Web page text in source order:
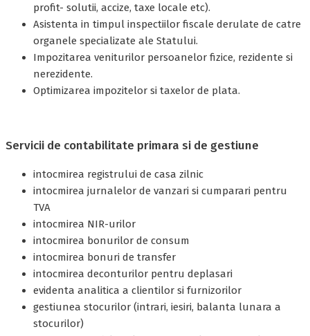
profit- solutii, accize, taxe locale etc).
Asistenta in timpul inspectiilor fiscale derulate de catre
organele specializate ale Statului.
Impozitarea veniturilor persoanelor fizice, rezidente si
nerezidente.
Optimizarea impozitelor si taxelor de plata.
Servicii de contabilitate primara si de gestiune
intocmirea registrului de casa zilnic
intocmirea jurnalelor de vanzari si cumparari pentru
TVA
intocmirea NIR-urilor
intocmirea bonurilor de consum
intocmirea bonuri de transfer
intocmirea deconturilor pentru deplasari
evidenta analitica a clientilor si furnizorilor
gestiunea stocurilor (intrari, iesiri, balanta lunara a
stocurilor)